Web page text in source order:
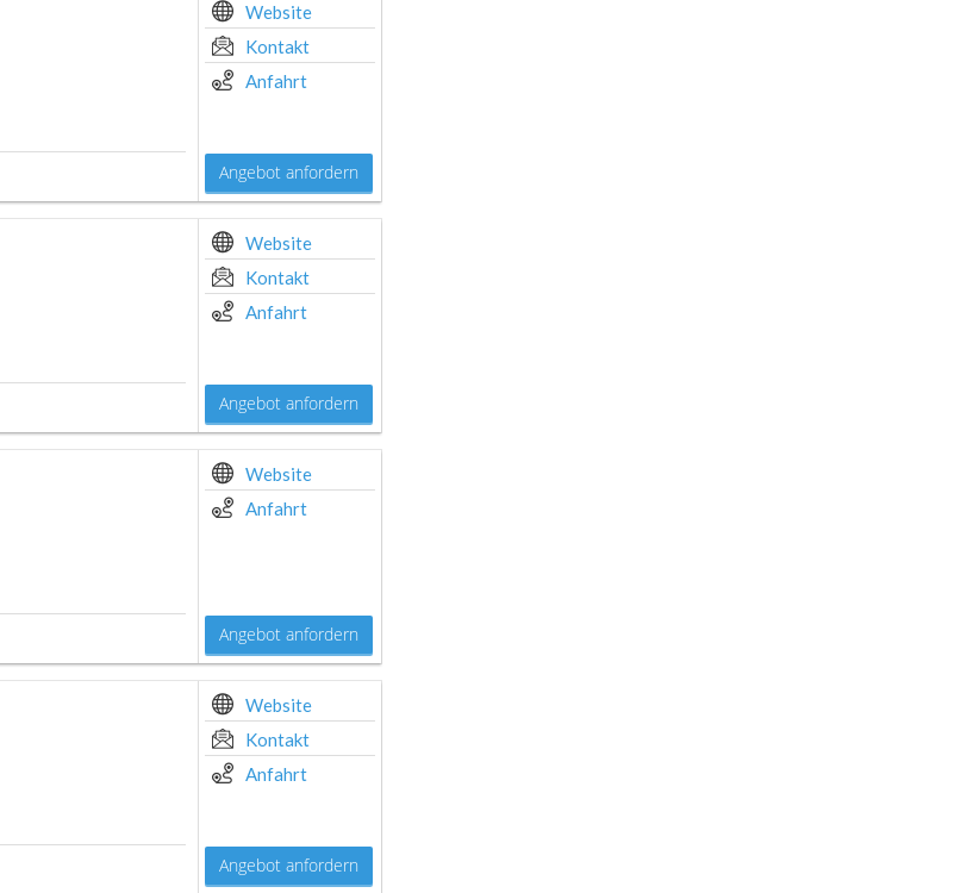
Website
Kontakt
Anfahrt
Angebot anfordern
Website
Kontakt
Anfahrt
Angebot anfordern
Website
Anfahrt
Angebot anfordern
Website
Kontakt
Anfahrt
Angebot anfordern